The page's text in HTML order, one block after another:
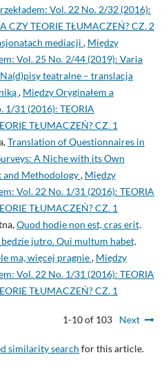
Vol. 22 No. 2/32 (2016):
CZY TEORIE TŁUMACZEŃ? CZ. 2
mediacji , Między
Vol. 25 No. 2/44 (2019): Varia
Na(d)pisy teatralne – translacja
, Między Oryginałem a
1/31 (2016): TEORIA
TŁUMACZEŃ? CZ. 1
Translation of Questionnaires in
A Niche with its Own
Methodology, Między
Vol. 22 No. 1/31 (2016): TEORIA
TŁUMACZEŃ? CZ. 1
Quod hodie non est, cras erit,
będzie jutro. Qui multum habet,
ma, więcej pragnie, Między
Vol. 22 No. 1/31 (2016): TEORIA
TŁUMACZEŃ? CZ. 1
1-10 of 103 Next
similarity search for this article.